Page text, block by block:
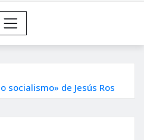
socialismo» de Jesús Ros